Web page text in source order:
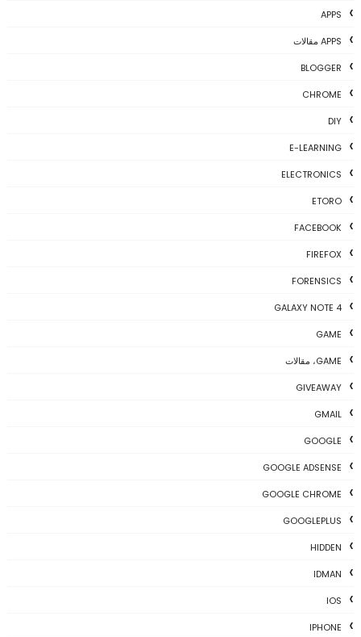
APPS
APPS مقالات
BLOGGER
CHROME
DIY
E-LEARNING
ELECTRONICS
ETORO
FACEBOOK
FIREFOX
FORENSICS
GALAXY NOTE 4
GAME
GAME، مقالات
GIVEAWAY
GMAIL
GOOGLE
GOOGLE ADSENSE
GOOGLE CHROME
GOOGLEPLUS
HIDDEN
IDMAN
IOS
IPHONE